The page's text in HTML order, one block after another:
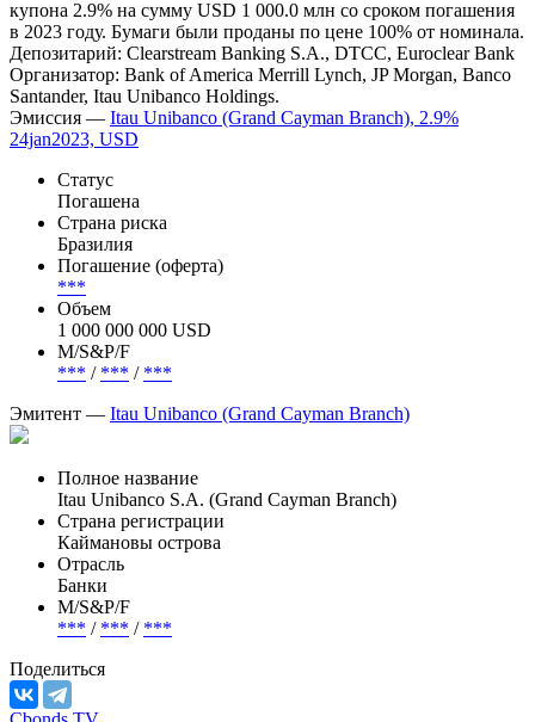
20 января 2020 Cbonds
16 января 2020 эмитент Itau Unibanco (Grand Cayman Branch)
разместил еврооблигации (US46556KAA43) cо ставкой
купона 2.9% на сумму USD 1 000.0 млн со сроком погашения
в 2023 году. Бумаги были проданы по цене 100% от номинала.
Депозитарий: Clearstream Banking S.A., DTCC, Euroclear Bank
Santander, Itau Unibanco Holdings.
Эмиссия —Itau Unibanco (Grand Cayman Branch), 2.9%
24jan2023, USD
Статус
Погашена
Страна риска
Бразилия
Погашение (оферта)
***
1 000 000 000 USD
Эмитент —Itau Unibanco (Grand Cayman Branch)
Полное название
Itau Unibanco S.A. (Grand Cayman Branch)
Страна регистрации
Каймановы острова
Банки
М/S&P/F
***/